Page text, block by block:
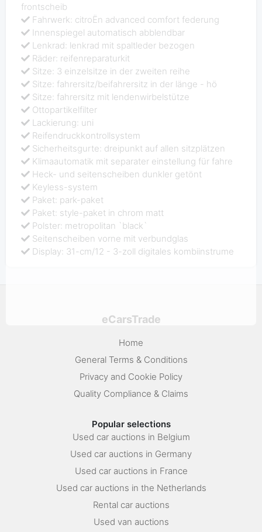
frontscheib
Fahrwerk: citroËn advanced comfort federung
Innenspiegel automatisch abblendbar
Lenkrad: lenkrad mit spaltleder bezogen
Räder: reifenreparaturkit
Sitze: 3 einzelsitze in der zweiten reihe
Sitze: fahrersitz/beifahrersitz in der länge - hö
Sitze: fahrersitz mit lendenwirbelstütze
Ottopartikelfilter
Lackierung: uni
Reifendruckkontrollsystem
Sicherheitsgurte: dreipunkt auf allen sitzplätzen
Klimaautomatik mit separater einstellung für fahre
Heck- und seitenscheiben dunkler getönt
Keyless-system
Paket: park-paket
Paket: style-paket in chrom matt
Polster: metropolitan `black`
Seitenscheiben vorne mit verbundglas
Display: 31-cm/12 - 3-zoll digitales kombiinstrume
eCarsTrade
Home
General Terms & Conditions
Privacy and Cookie Policy
Quality Compliance & Claims
Popular selections
Used car auctions in Belgium
Used car auctions in Germany
Used car auctions in France
Used car auctions in the Netherlands
Rental car auctions
Used van auctions